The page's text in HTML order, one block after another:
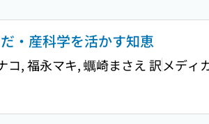
・産科学を活かす知恵
コ, 福永マキ, 蠣崎まさえ 訳メディ